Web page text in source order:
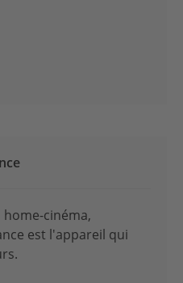
cinéma,
est l'appareil qui